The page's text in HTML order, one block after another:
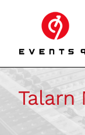
Talarn